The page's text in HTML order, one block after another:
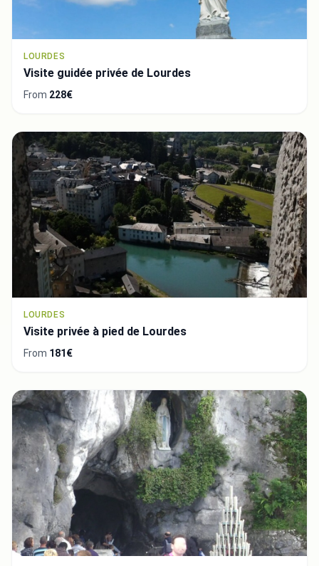
LOURDES
Visite guidée privée de Lourdes
From 228€
LOURDES
Visite privée à pied de Lourdes
From 181€